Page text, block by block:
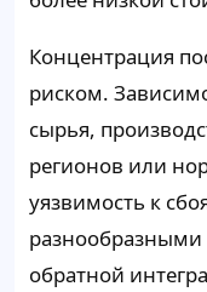
Концентрация
риском.
сырья,
регионов или
уязвимость к
разнообразными
обратной